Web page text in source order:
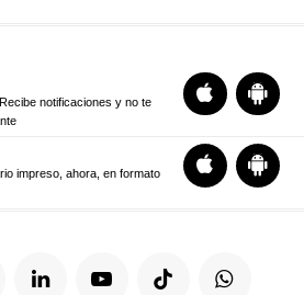
notificaciones y no te
impreso, ahora, en formato